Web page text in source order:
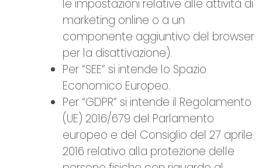
le impostazioni relative alle attività di
marketing online o a un
componente aggiuntivo del browser
per la disattivazione).
Per “SEE” si intende lo Spazio
Economico Europeo.
Per “GDPR” si intende il Regolamento
(UE) 2016/679 del Parlamento
europeo e del Consiglio del 27 aprile
2016 relativo alla protezione delle